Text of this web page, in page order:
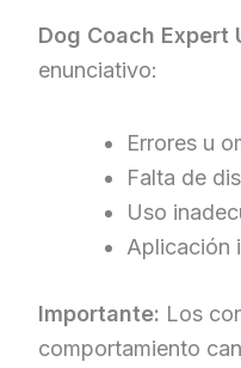
Dog Coach Expert
enunciativo:
Errores u
Falta de
Uso
Aplicación
Importante: Los
comportamiento